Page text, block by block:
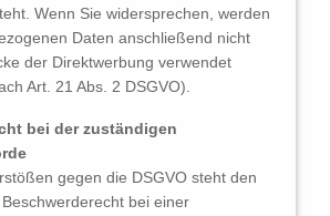
Wenn Sie widersprechen, werden
Daten anschließend nicht
der Direktwerbung verwendet
Art. 21 Abs. 2 DSGVO).
bei der zuständigen
gegen die DSGVO steht den
bei einer